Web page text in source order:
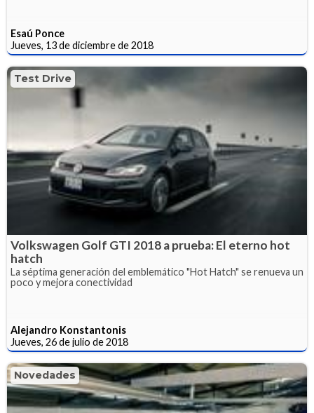
Esaú Ponce
Jueves, 13 de diciembre de 2018
Test Drive
Volkswagen Golf GTI 2018 a prueba: El eterno hot
hatch
La séptima generación del emblemático "Hot Hatch" se renueva un
poco y mejora conectividad
Alejandro Konstantonis
Jueves, 26 de julio de 2018
Novedades